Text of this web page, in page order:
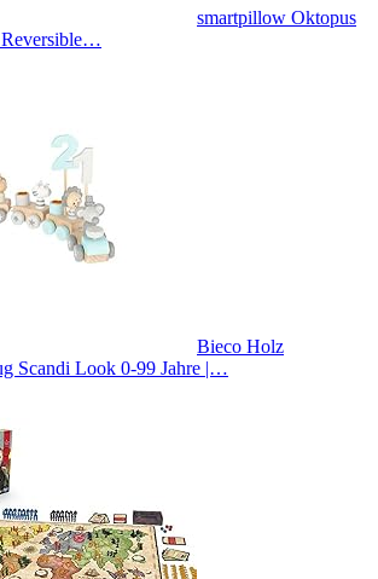
smartpillow Oktopus
Bieco Holz
Scandi Look 0-99 Jahre |…